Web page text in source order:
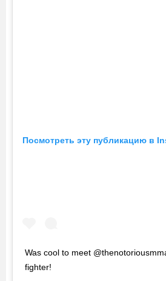
Посмотреть эту публикацию в
Was cool to meet
fighter!